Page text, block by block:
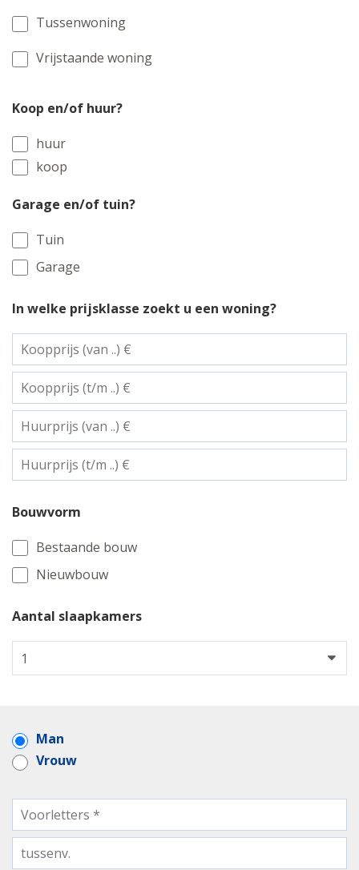
Tussenwoning
Vrijstaande woning
Koop en/of huur?
huur
koop
Garage en/of tuin?
Tuin
Garage
In welke prijsklasse zoekt u een woning?
Bouwvorm
Bestaande bouw
Nieuwbouw
Aantal slaapkamers
Man
Vrouw